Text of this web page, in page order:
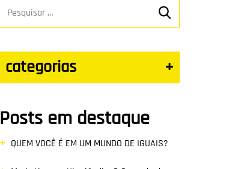
categorias +
Posts em destaque
QUEM VOCÊ É EM UM MUNDO DE IGUAIS?